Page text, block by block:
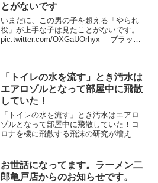
とがないです
いまだに、この男の子を超える「やられ
役」が上手な子は見たことがないです。
pic.twitter.com/OXGaUOrhyx— ブラック
「トイレの水を流す」とき汚水は
エアロゾルとなって部屋中に飛散
していた！
「トイレの水を流す」とき汚水はエアロ
ゾルとなって部屋中に飛散していた！コ
ロナを機に飛散する飛沫の研究が増えて
えたくない事実ですが研究者は「ロケッ
トの噴射みたいだった」と...
お世話になってます。ラーメン二
郎亀戸店からのお知らせです。